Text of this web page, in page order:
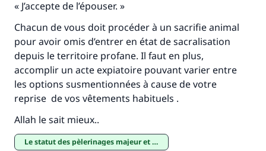
« J’accepte de l’épouser. »
Chacun de vous doit procéder à un sacrifie animal
pour avoir omis d’entrer en état de sacralisation
depuis le territoire profane. Il faut en plus,
accomplir un acte expiatoire pouvant varier entre
les options susmentionnées à cause de votre
reprise de vos vêtements habituels .
Allah le sait mieux..
Le statut des pèlerinages majeur et mineur